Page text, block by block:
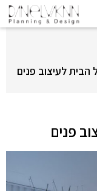
הבית לעיצוב פנים
פנים